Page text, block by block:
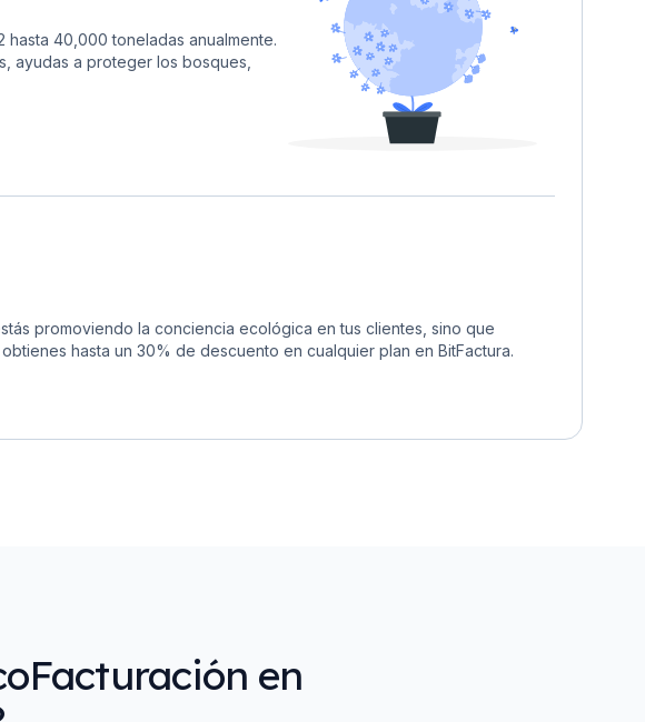
40,000 toneladas anualmente.
ayudas a proteger los bosques,
promoviendo la conciencia ecológica en tus clientes, sino que
hasta un 30% de descuento en cualquier plan en BitFactura.
en